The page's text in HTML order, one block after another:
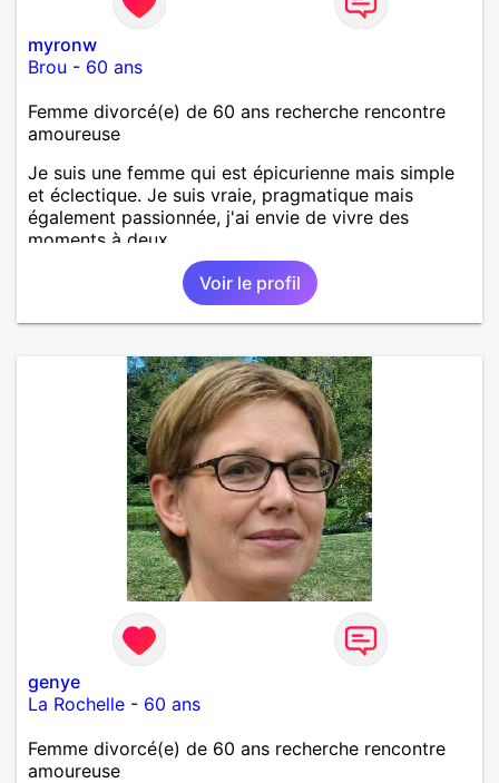
myronw
Brou - 60 ans
Femme divorcé(e) de 60 ans recherche rencontre
amoureuse
Je suis une femme qui est épicurienne mais simple
et éclectique. Je suis vraie, pragmatique mais
également passionnée, j'ai envie de vivre des
moments à deux.
Voir le profil
genye
La Rochelle - 60 ans
Femme divorcé(e) de 60 ans recherche rencontre
amoureuse